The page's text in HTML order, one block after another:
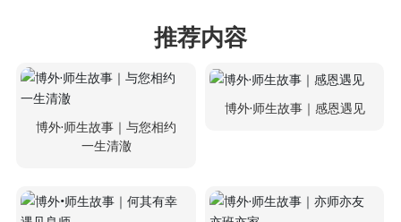
推荐内容
博外·师生故事｜与您相约
一生清澈
博外·师生故事｜感恩遇见